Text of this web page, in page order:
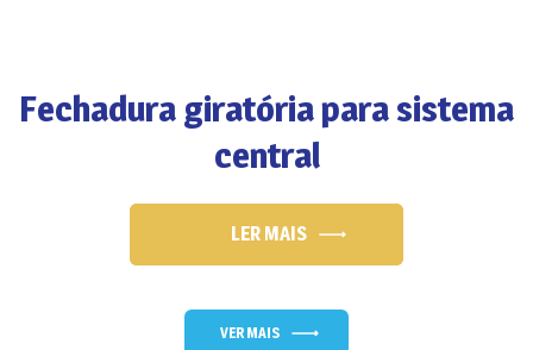
Fechadura giratória para sistema
central
LER MAIS
VER MAIS